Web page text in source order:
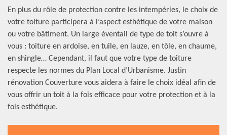
En plus du rôle de protection contre les intempéries, le choix de
votre toiture participera à l’aspect esthétique de votre maison
ou votre bâtiment. Un large éventail de type de toit s’ouvre à
vous : toiture en ardoise, en tuile, en lauze, en tôle, en chaume,
en shingle… Cependant, il faut que votre type de toiture
respecte les normes du Plan Local d’Urbanisme. Justin
rénovation Couverture vous aidera à faire le choix idéal afin de
vous offrir un toit à la fois efficace pour votre protection et à la
fois esthétique.